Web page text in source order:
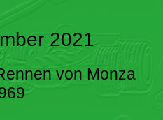
2021
von Monza